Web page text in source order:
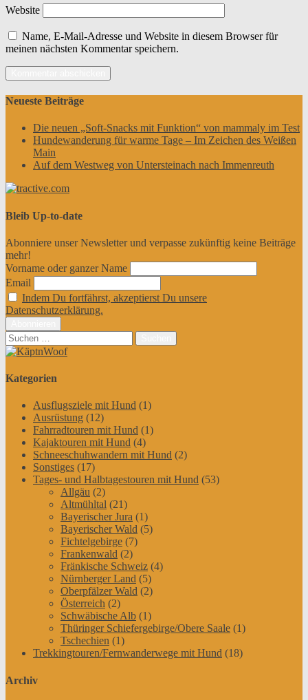
Website
Name, E-Mail-Adresse und Website in diesem Browser für
meinen nächsten Kommentar speichern.
Neueste Beiträge
Die neuen „Soft-Snacks mit Funktion“ von mammaly im Test
Hundewanderung für warme Tage – Im Zeichen des Weißen
Main
Auf dem Westweg von Untersteinach nach Immenreuth
Bleib Up-to-date
Abonniere unser Newsletter und verpasse zukünftig keine Beiträge
mehr!
Vorname oder ganzer Name
Email
Indem Du fortfährst, akzeptierst Du unsere
Datenschutzerklärung.
Suchen
nach:
Kategorien
Ausflugsziele mit Hund (1)
Ausrüstung (12)
Fahrradtouren mit Hund (1)
Kajaktouren mit Hund (4)
Schneeschuhwandern mit Hund (2)
Sonstiges (17)
Tages- und Halbtagestouren mit Hund (53)
Allgäu (2)
Altmühltal (21)
Bayerischer Jura (1)
Bayerischer Wald (5)
Fichtelgebirge (7)
Frankenwald (2)
Fränkische Schweiz (4)
Nürnberger Land (5)
Oberpfälzer Wald (2)
Österreich (2)
Schwäbische Alb (1)
Thüringer Schiefergebirge/Obere Saale (1)
Tschechien (1)
Trekkingtouren/Fernwanderwege mit Hund (18)
Archiv